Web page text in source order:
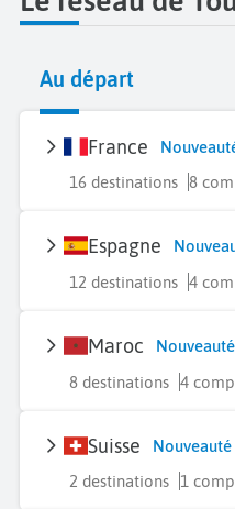
Au départ
France
16 destinations 8
Espagne
12 destinations 4
Maroc
Nouveauté
8 destinations 4
Suisse
Nouveauté
2 destinations
1